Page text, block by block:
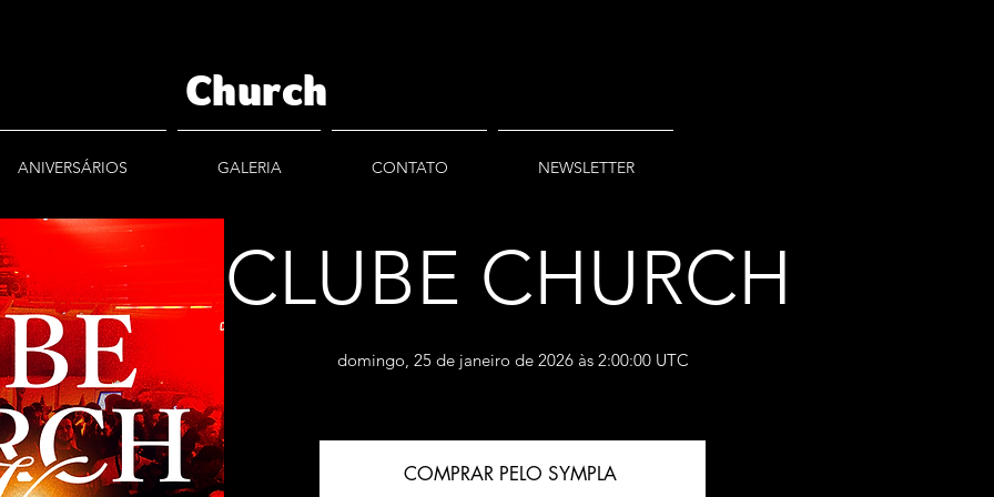
Church
ANIVERSÁRIOS GALERIA CONTATO NEWSLETTER
CLUBE CHURCH
domingo, 25 de janeiro de 2026 às 2:00:00 UTC
COMPRAR PELO SYMPLA